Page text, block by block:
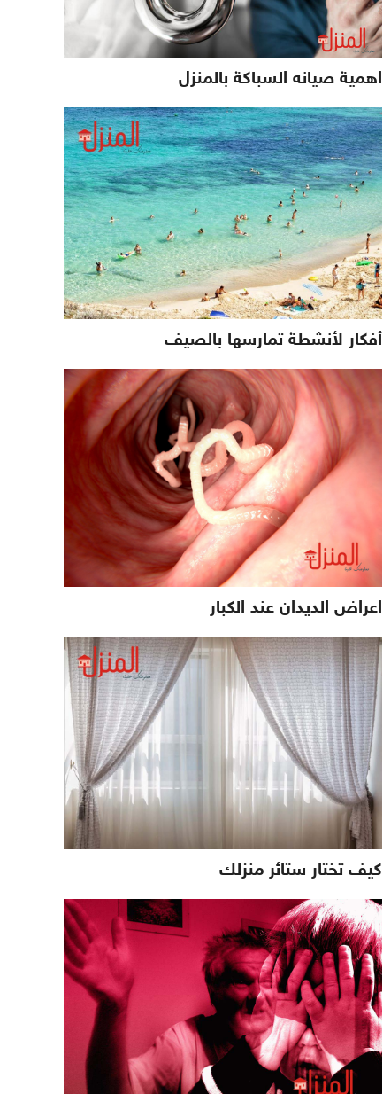
اهمية صيانه السباكة بالمنزل
أفكار لأنشطة تمارسها بالصيف
اعراض الديدان عند الكبار
كيف تختار ستائر منزلك